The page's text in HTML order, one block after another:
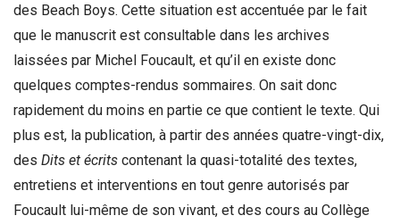
des Beach Boys. Cette situation est accentuée par le fait
que le manuscrit est consultable dans les archives
laissées par Michel Foucault, et qu’il en existe donc
quelques comptes-rendus sommaires. On sait donc
rapidement du moins en partie ce que contient le texte. Qui
plus est, la publication, à partir des années quatre-vingt-dix,
des Dits et écrits contenant la quasi-totalité des textes,
entretiens et interventions en tout genre autorisés par
Foucault lui-même de son vivant, et des cours au Collège